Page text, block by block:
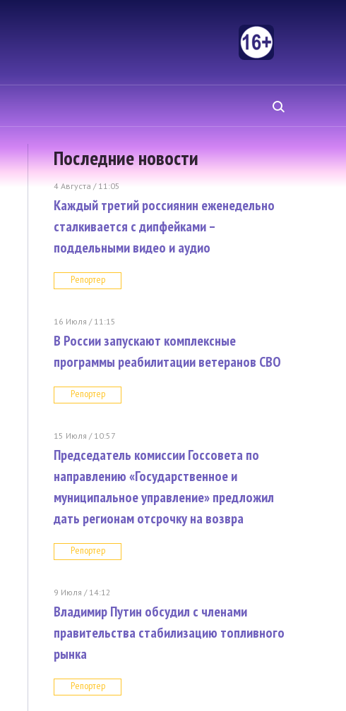
Последние новости
4 Августа / 11:05
Каждый третий россиянин еженедельно
сталкивается с дипфейками –
поддельными видео и аудио
Репортер
16 Июля / 11:15
В России запускают комплексные
программы реабилитации ветеранов СВО
Репортер
15 Июля / 10:57
Председатель комиссии Госсовета по
направлению «Государственное и
муниципальное управление» предложил
дать регионам отсрочку на возвра
Репортер
9 Июля / 14:12
Владимир Путин обсудил с членами
правительства стабилизацию топливного
рынка
Репортер